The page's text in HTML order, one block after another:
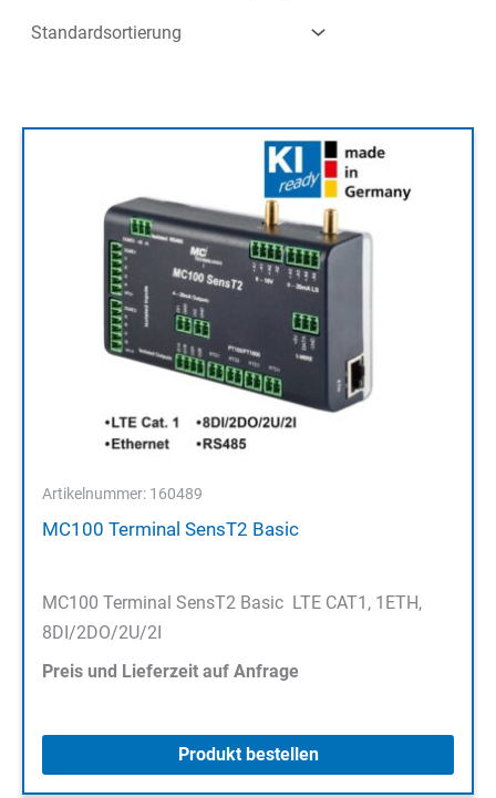
Artikelnummer: 160489
MC100 Terminal SensT2 Basic
MC100 Terminal SensT2 Basic LTE CAT1, 1ETH,
8DI/2DO/2U/2I
Preis und Lieferzeit auf Anfrage
Produkt bestellen